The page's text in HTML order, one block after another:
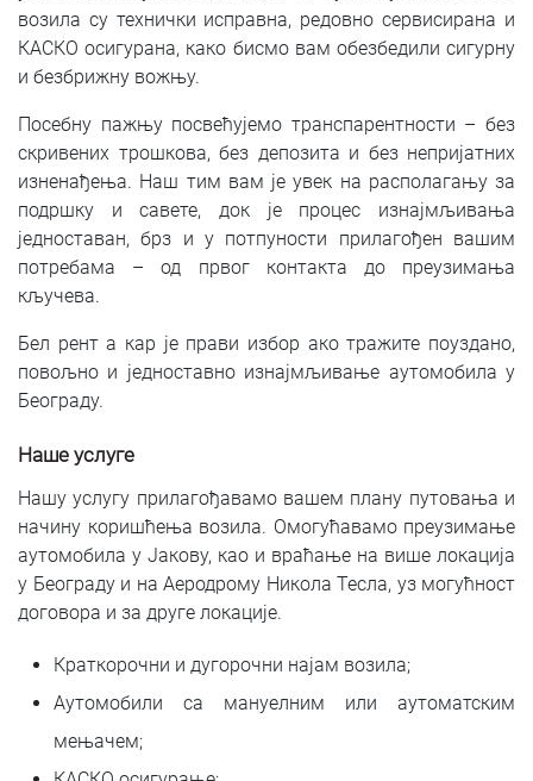
возила су технички исправна, редовно сервисирана и
КАСКО осигурана, како бисмо вам обезбедили сигурну
и безбрижну вожњу.
Посебну пажњу посвећујемо транспарентности – без
скривених трошкова, без депозита и без непријатних
изненађења. Наш тим вам је увек на располагању за
подршку и савете, док је процес изнајмљивања
једноставан, брз и у потпуности прилагођен вашим
потребама – од првог контакта до преузимања
кључева.
Бел рент а кар је прави избор ако тражите поуздано,
повољно и једноставно изнајмљивање аутомобила у
Београду.
Наше услуге
Нашу услугу прилагођавамо вашем плану путовања и
начину коришћења возила. Омогућавамо преузимање
аутомобила у Јакову, као и враћање на више локација
у Београду и на Аеродрому Никола Тесла, уз могућност
договора и за друге локације.
Краткорочни и дугорочни најам возила;
Аутомобили са мануелним или аутоматским
мењачем;